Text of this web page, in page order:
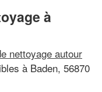
à
nettoyage autour
à Baden, 56870